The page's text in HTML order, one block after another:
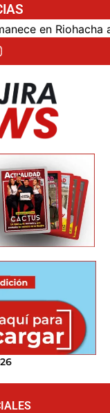
Riohacha a la